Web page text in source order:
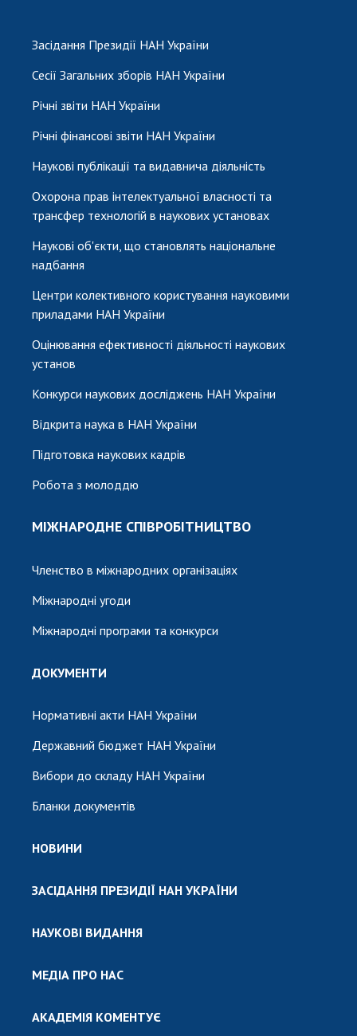
Засідання Президії НАН України
Сесії Загальних зборів НАН України
Річні звіти НАН України
Річні фінансові звіти НАН України
Наукові публікації та видавнича діяльність
Охорона прав інтелектуальної власності та
трансфер технологій в наукових установах
Наукові об'єкти, що становлять національне
надбання
Центри колективного користування науковими
приладами НАН України
Оцінювання ефективності діяльності наукових
установ
Конкурси наукових досліджень НАН України
Відкрита наука в НАН України
Підготовка наукових кадрів
Робота з молоддю
МІЖНАРОДНЕ СПІВРОБІТНИЦТВО
Членство в міжнародних організаціях
Міжнародні угоди
Міжнародні програми та конкурси
ДОКУМЕНТИ
Нормативні акти НАН України
Державний бюджет НАН України
Вибори до складу НАН України
Бланки документів
НОВИНИ
ЗАСІДАННЯ ПРЕЗИДІЇ НАН УКРАЇНИ
НАУКОВІ ВИДАННЯ
МЕДІА ПРО НАС
АКАДЕМІЯ КОМЕНТУЄ